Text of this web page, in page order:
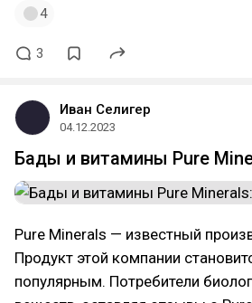
4
3
Иван Селигер
04.12.2023
Бады и витамины Pure
Pure Minerals — известный
Продукт этой компании
популярным. Потребители